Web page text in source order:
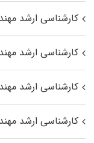
کارشناسی ارشد
کارشناسی ارشد
کارشناسی ارشد
کارشناسی ارشد